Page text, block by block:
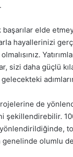
elde
hayallerinizi
sizi daha güçlü
de
şekillendirebilir.
genelinde olumlu